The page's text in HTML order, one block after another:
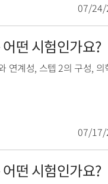
07/24/
떤 시험인가요?
연계성, 스텝 2의 구성, 의
07/17/
떤 시험인가요?